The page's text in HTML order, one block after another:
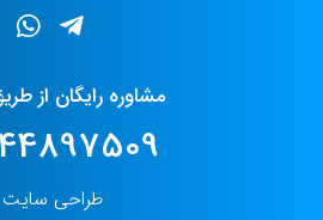
مشاوره رایگان از
طراحی سایت